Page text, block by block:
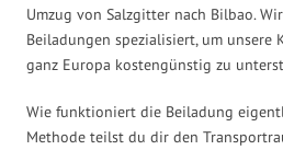
Umzug von Salzgitter nach Bilbao.
Beiladungen spezialisiert, um unsere
ganz Europa kostengünstig zu
Wie funktioniert die Beiladung
Methode teilst du dir den